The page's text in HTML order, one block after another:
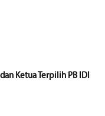
Ketua Terpilih PB IDI